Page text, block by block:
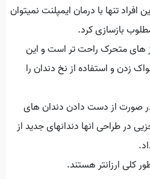
تنها با درمان ایمپلنت نمیتوان
بازسازی کرد.
های متحرک راحت تر است و این
زدن و استفاده از نخ دندان را
در صورت از دست دادن دندان های
در طراحی انها دندانهای جدید از
کلی ارزانتر هستند.